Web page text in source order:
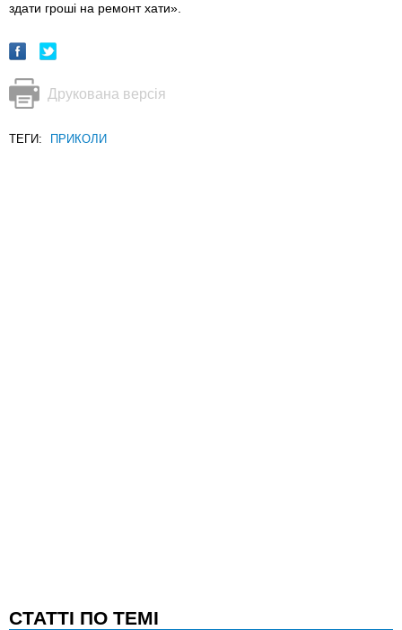
здати гроші на ремонт хати».
Друкована версія
ТЕГИ: ПРИКОЛИ
CТАТТІ ПО ТЕМІ